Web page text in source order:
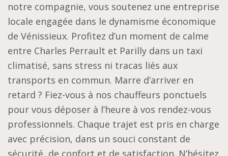
notre compagnie, vous soutenez une entreprise
locale engagée dans le dynamisme économique
de Vénissieux. Profitez d’un moment de calme
entre Charles Perrault et Parilly dans un taxi
climatisé, sans stress ni tracas liés aux
transports en commun. Marre d’arriver en
retard ? Fiez-vous à nos chauffeurs ponctuels
pour vous déposer à l’heure à vos rendez-vous
professionnels. Chaque trajet est pris en charge
avec précision, dans un souci constant de
sécurité, de confort et de satisfaction. N’hésitez